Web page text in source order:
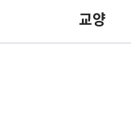
교양